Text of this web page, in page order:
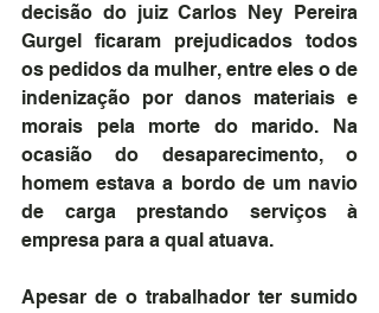
decisão do juiz Carlos Ney Pereira
Gurgel ficaram prejudicados todos
os pedidos da mulher, entre eles o de
indenização por danos materiais e
morais pela morte do marido. Na
ocasião do desaparecimento, o
homem estava a bordo de um navio
de carga prestando serviços à
empresa para a qual atuava.
Apesar de o trabalhador ter sumido